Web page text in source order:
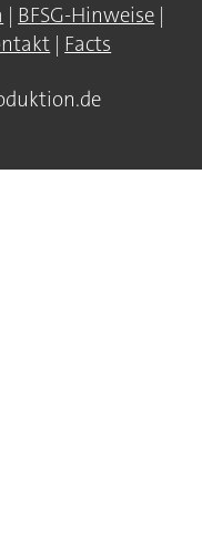
| BFSG-Hinweise |
| Facts